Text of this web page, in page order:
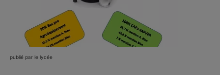
publié par le lycée